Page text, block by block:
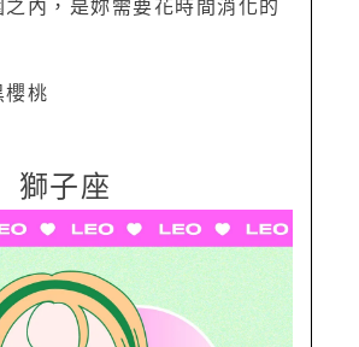
內，是妳需要花時間消化的
櫻桃
獅子座